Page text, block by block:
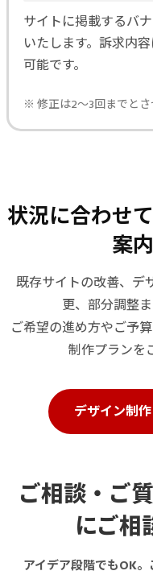
サイトに掲載するバ
いたします。訴求内
可能です。
※ 修正は2〜3回までと
状況に合わせ
案
既存サイトの改善、デ
更、部分調整
ご希望の進め方やご予
制作プランを
デザイン制
ご相談・ご
にご相
アイデア段階でもOK。